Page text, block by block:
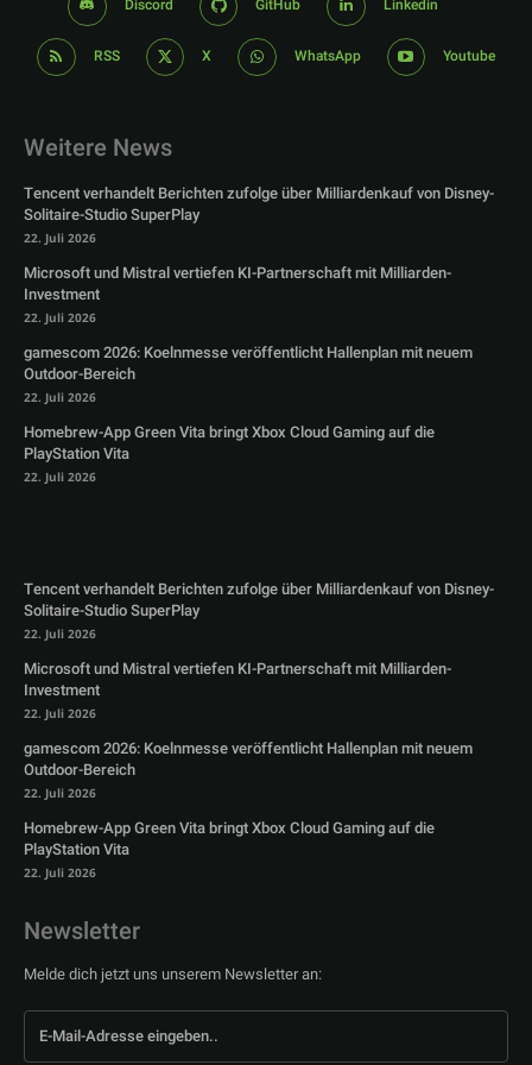
Discord GitHub Linkedin
RSS X WhatsApp Youtube
Weitere News
Tencent verhandelt Berichten zufolge über Milliardenkauf von Disney-
Solitaire-Studio SuperPlay
22. Juli 2026
Microsoft und Mistral vertiefen KI-Partnerschaft mit Milliarden-
Investment
22. Juli 2026
gamescom 2026: Koelnmesse veröffentlicht Hallenplan mit neuem
Outdoor-Bereich
22. Juli 2026
Homebrew-App Green Vita bringt Xbox Cloud Gaming auf die
PlayStation Vita
22. Juli 2026
Tencent verhandelt Berichten zufolge über Milliardenkauf von Disney-
Solitaire-Studio SuperPlay
22. Juli 2026
Microsoft und Mistral vertiefen KI-Partnerschaft mit Milliarden-
Investment
22. Juli 2026
gamescom 2026: Koelnmesse veröffentlicht Hallenplan mit neuem
Outdoor-Bereich
22. Juli 2026
Homebrew-App Green Vita bringt Xbox Cloud Gaming auf die
PlayStation Vita
22. Juli 2026
Newsletter
Melde dich jetzt uns unserem Newsletter an: